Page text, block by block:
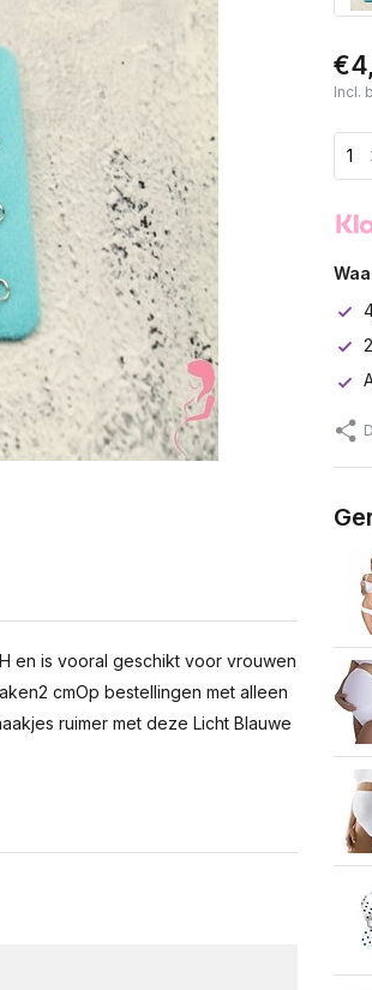
en is vooral geschikt voor vrouwen
cmOp bestellingen met alleen
ruimer met deze Licht Blauwe
Incl.